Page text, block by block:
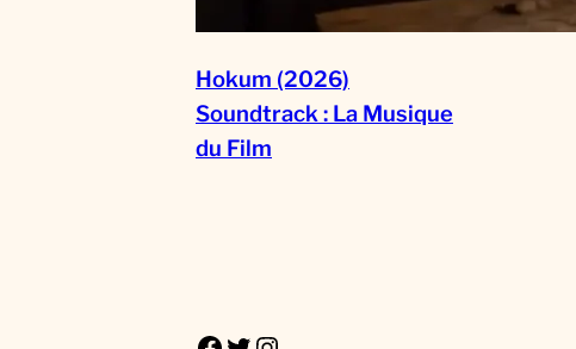
Hokum (2026)
Soundtrack : La Musique
du Film